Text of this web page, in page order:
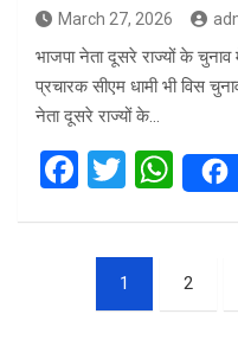
March 27, 2026
भाजपा नेता दूसरे राज्यों के
प्रचारक सीएम धामी भी विस
नेता दूसरे राज्यों के…
F
ce
o
T
tt
W
h
s
A
pagination
1 2